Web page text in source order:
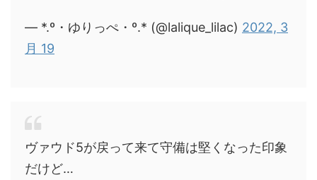
— *.º・ゆりっぺ・º.* (@lalique_lilac) 2022, 3
月 19
ヴァウド5が戻って来て守備は堅くなった印象
だけど…